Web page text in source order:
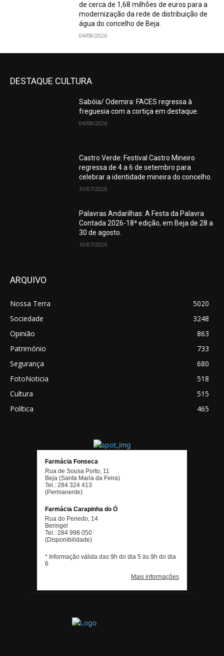
de cerca de 1,68 milhões de euros para a
modernização da rede de distribuição de
água do concelho de Beja.
04/08/2026
DESTAQUE CULTURA
Sabóia/ Odemira: FACES regressa à
freguesia com a cortiça em destaque.
04/08/2026
Castro Verde: Festival Castro Mineiro
regressa de 4 a 6 de setembro para
celebrar a identidade mineira do concelho.
31/07/2026
Palavras Andarilhas: A Festa da Palavra
Contada 2026-18ª edição, em Beja de 28 a
30 de agosto.
10/07/2026
ARQUIVO
Nossa Terra
5020
Sociedade
3248
Opinião
863
Património
733
Segurança
680
FotoNoticia
518
Cultura
515
Política
465